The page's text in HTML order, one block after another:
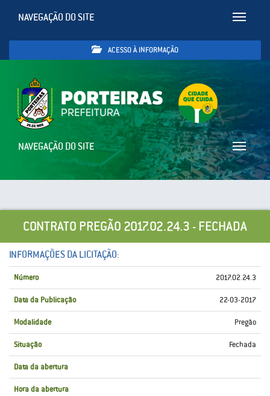
Toggle
NAVEGAÇÃO DO SITE
ACESSO À INFORMAÇÃO
Toggle
NAVEGAÇÃO DO SITE
CONTRATO PREGÃO 2017.02.24.3 - FECHADA
INFORMAÇÕES DA LICITAÇÃO:
Número 2017.02.24.3
Data da Publicação 22-03-2017
Modalidade Pregão
Situação Fechada
Data da abertura
Hora da abertura